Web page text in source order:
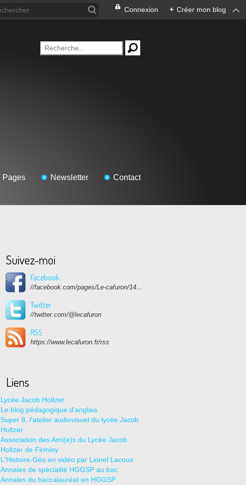
Connexion + Créer mon blog
Pages Newsletter Contact
Suivez-moi
Facebook
//facebook.com/pages/Le-cafuron/1415682768741632
Twitter
//twitter.com/@lecafuron
RSS
https://www.lecafuron.fr/rss
Liens
Lycée Jacob Holtzer
Le blog pédagogique d'anglais
Super 8, l'atelier audiovisuel du lycée Jacob
Holtzer
Association des Ami(e)s du Lycée Jacob
Holtzer de Firminy
L'Histoire-Géo en vidéo par Lionel Lacoux
Annales de spécialité HGGSP au bac
Annales du baccalauréat en HGGSP